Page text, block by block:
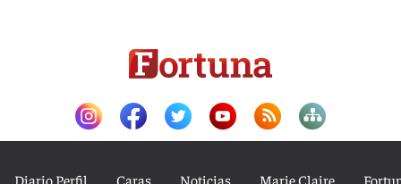
Diario Perfil Caras Noticias Marie Claire